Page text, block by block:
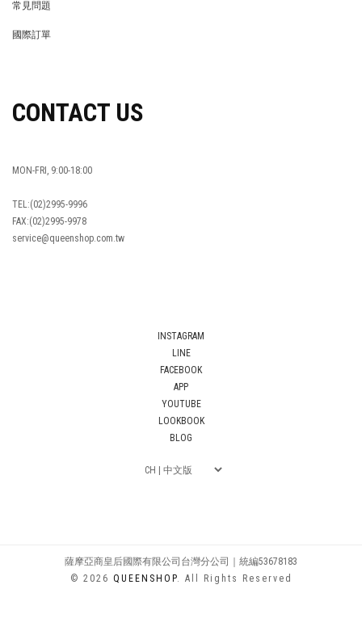
常見問題
國際訂單
CONTACT US
MON-FRI, 9:00-18:00
TEL:(02)2995-9996
FAX:(02)2995-9978
service@queenshop.com.tw
INSTAGRAM
LINE
FACEBOOK
APP
YOUTUBE
LOOKBOOK
BLOG
薩摩亞商皇后國際有限公司台灣分公司｜統編53678183
© 2026 QUEENSHOP. All Rights Reserved